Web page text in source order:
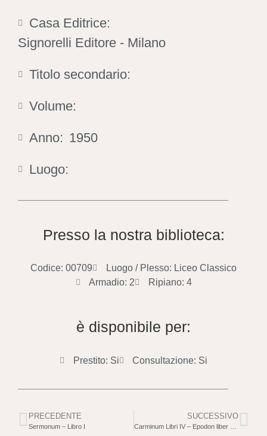
Casa Editrice:
Signorelli Editore - Milano
Titolo secondario:
Volume:
Anno: 1950
Luogo:
Presso la nostra biblioteca:
Codice: 00709
Luogo / Plesso: Liceo Classico
Armadio: 2
Ripiano: 4
è disponibile per:
Prestito: Si Consultazione: Si
PRECEDENTE
Sermonum – Libro I
SUCCESSIVO